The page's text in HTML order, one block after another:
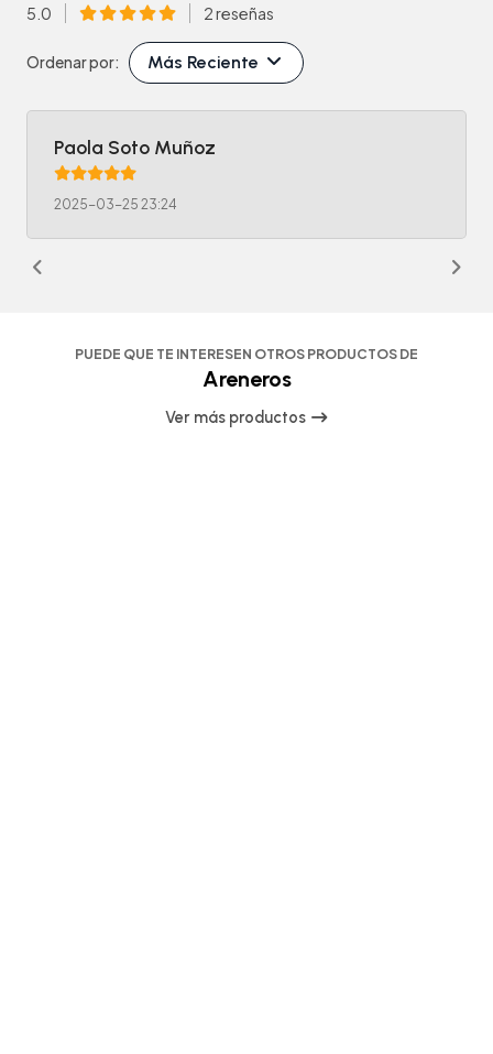
5.0 2 reseñas
Ordenar por: Más Reciente
Paola Soto Muñoz
2025-03-25 23:24
PUEDE QUE TE INTERESEN OTROS PRODUCTOS DE
Areneros
Ver más productos